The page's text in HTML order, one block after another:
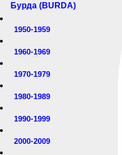
Бурда (BURDA)
1950-1959
1960-1969
1970-1979
1980-1989
1990-1999
2000-2009